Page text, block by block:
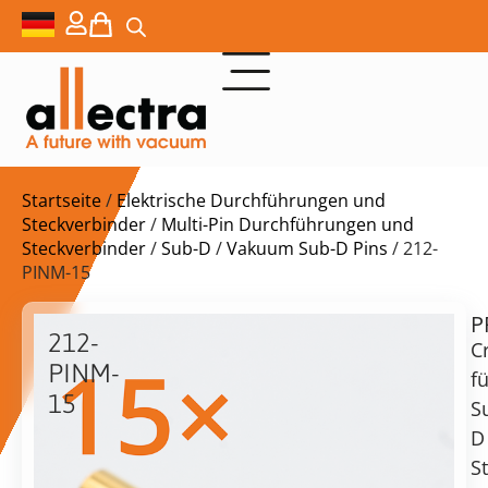
Startseite/ Elektrische Durchführungen und
Steckverbinder/ Multi-Pin Durchführungen und
Steckverbinder/Sub-D /Vakuum Sub-D Pins / 212-
PINM-15
212-
PINM-
15
Crimpstifte
$
vorrätig
Lieferzeit:
D